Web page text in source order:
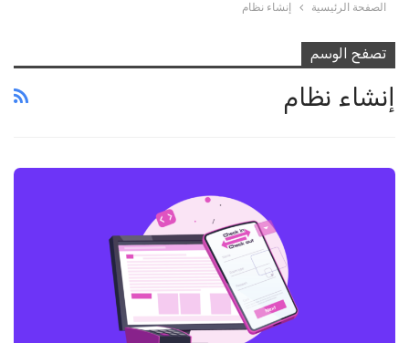
الصفحة الرئيسية إنشاء نظام
تصفح الوسم
إنشاء نظام